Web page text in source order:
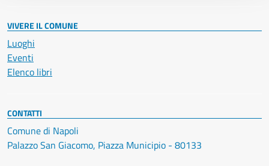
VIVERE IL COMUNE
Luoghi
Eventi
Elenco libri
CONTATTI
Comune di Napoli
Palazzo San Giacomo, Piazza Municipio - 80133